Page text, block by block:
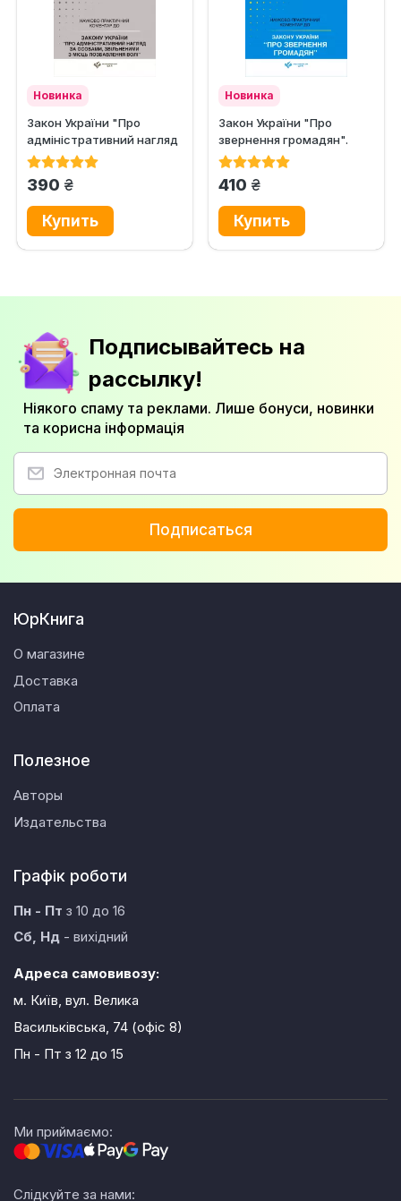
Новинка
Закон України "Про
адміністративний нагляд
за особами, звільненими...
390 грн.
Новинка
Закон України "Про
звернення громадян".
Науково-практичний...
410 грн.
Подписывайтесь на
рассылку!
Ніякого спаму та реклами. Лише бонуси, новинки
та корисна інформація
Подписаться
ЮрКнига
О магазине
Доставка
Оплата
Полезное
Авторы
Издательства
Графік роботи
Пн - Пт з 10 до 16
Сб, Нд - вихідний
Адреса самовивозу:
м. Київ, вул. Велика
Васильківська, 74 (офіс 8)
Пн - Пт з 12 до 15
Ми приймаємо:
Слідкуйте за нами: